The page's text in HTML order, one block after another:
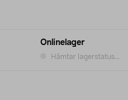
Onlinelager
Hämtar lagerstatus...